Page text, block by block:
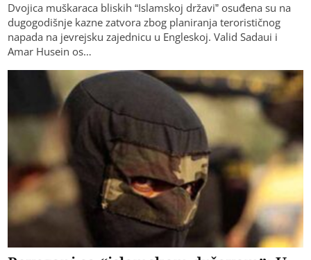
Dvojica muškaraca bliskih “Islamskoj državi” osuđena su na
dugogodišnje kazne zatvora zbog planiranja terorističnog
napada na jevrejsku zajednicu u Engleskoj. Valid Sadaui i
Amar Husein os…